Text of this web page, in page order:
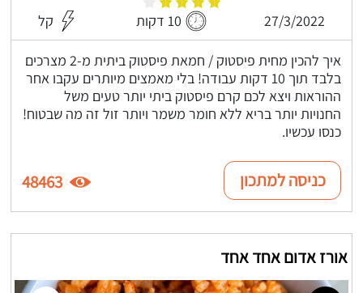
27/3/2022 10 דקות קל
איך להכין מחית פיסטוק / חמאת פיסטוק ביתית מ-2 מצרכים
בלבד תוך 10 דקות עבודה! בלי מאמצים מיותרים עקבו אחר
ההוראות ויצא לכם קרם פיסטוק ביתי יותר טעים משל
החנויות יותר בריא ללא חומר משמר ויותר זול זה מה שבטוח!
כנסו עכשיו.
כניסה למתכון 48463
אורז אדום אחד אחד